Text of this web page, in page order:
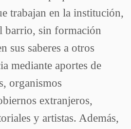
trabajan en la institución,
barrio, sin formación
sus saberes a otros
mediante aportes de
organismos
extranjeros,
y artistas. Además,